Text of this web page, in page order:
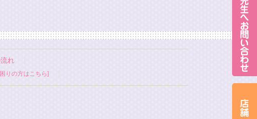
れ
りの方はこちら]